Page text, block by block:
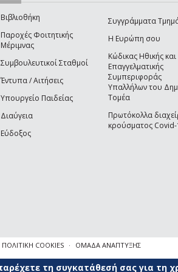
Βιβλιοθήκη
Παροχές Φοιτητικής
Μέριμνας
Συμβουλευτικοί Σταθμοί
Έντυπα / Αιτήσεις
Υπουργείο Παιδείας
Διαύγεια
Εύδοξος
Συγγράμματα
Η Ευρώπη σου
Κώδικας Ηθικής και
Επαγγελματικής
Συμπεριφοράς
Υπαλλήλων του
Τομέα
Πρωτόκολλα
κρούσματος
ΠΟΛΙΤΙΚΗ COOKIES ΟΜΑΔΑ ΑΝΑΠΤΥΞΗΣ
τη συγκατάθεσή σας για τη